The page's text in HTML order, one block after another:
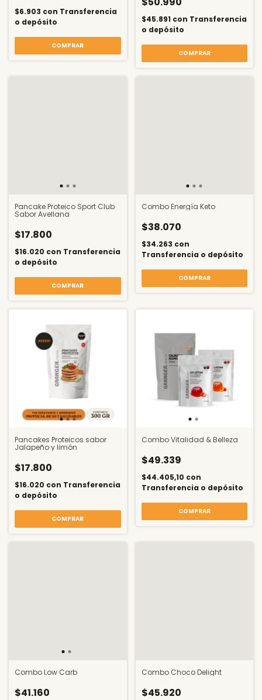
$6.903 con Transferencia
o depósito
$45.891 con Transferencia
o depósito
Pancake Proteico Sport Club
Sabor Avellana
$17.800
$16.020 con Transferencia
o depósito
Combo Energía Keto
$38.070
$34.263 con
Transferencia o depósito
Pancakes Proteicos sabor
Jalapeño y limón
$17.800
$16.020 con Transferencia
o depósito
Combo Vitalidad & Belleza
$49.339
$44.405,10 con
Transferencia o depósito
COMPRAR
Combo Low Carb
$41.160
Combo Choco Delight
$45.920